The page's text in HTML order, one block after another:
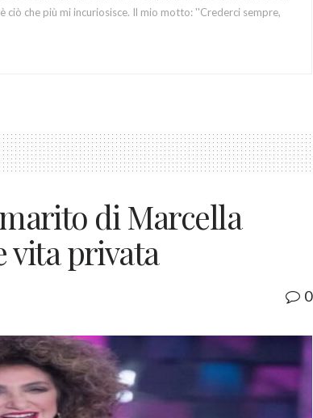
ciò che più mi incuriosisce. Il mio motto: ''Crederci sempre,
di Marcella
vita privata
0